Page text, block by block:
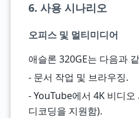
6. 사용 시나리오
오피스 및 멀티미디어
애슬론 320GE는 다음과
- 문서 작업 및 브라우징.
- YouTube에서 4K 비디
디코딩을 지원함).